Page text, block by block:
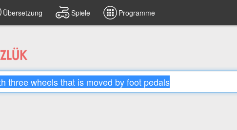
Übersetzung Spiele Programme